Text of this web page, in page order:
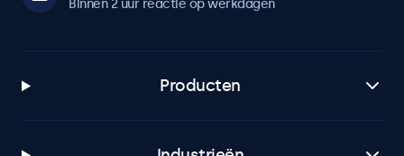
Binnen 2 uur reactie op werkdagen
Producten